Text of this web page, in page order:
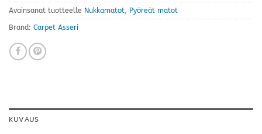
Avainsanat tuotteelle Nukkamatot, Pyöreät matot
Brand: Carpet Asseri
KUVAUS